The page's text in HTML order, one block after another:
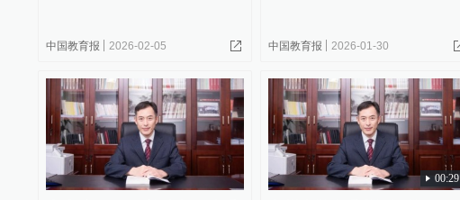
中国教育报 2026-02-05 中国教育报 2026-01-30
00:29